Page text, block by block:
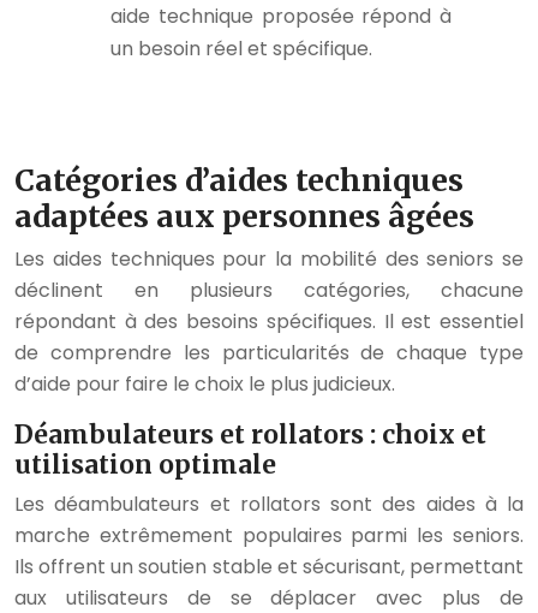
aide technique proposée répond à
un besoin réel et spécifique.
Catégories d’aides techniques
adaptées aux personnes âgées
Les aides techniques pour la mobilité des seniors se
déclinent en plusieurs catégories, chacune
répondant à des besoins spécifiques. Il est essentiel
de comprendre les particularités de chaque type
d’aide pour faire le choix le plus judicieux.
Déambulateurs et rollators : choix et
utilisation optimale
Les déambulateurs et rollators sont des aides à la
marche extrêmement populaires parmi les seniors.
Ils offrent un soutien stable et sécurisant, permettant
aux utilisateurs de se déplacer avec plus de